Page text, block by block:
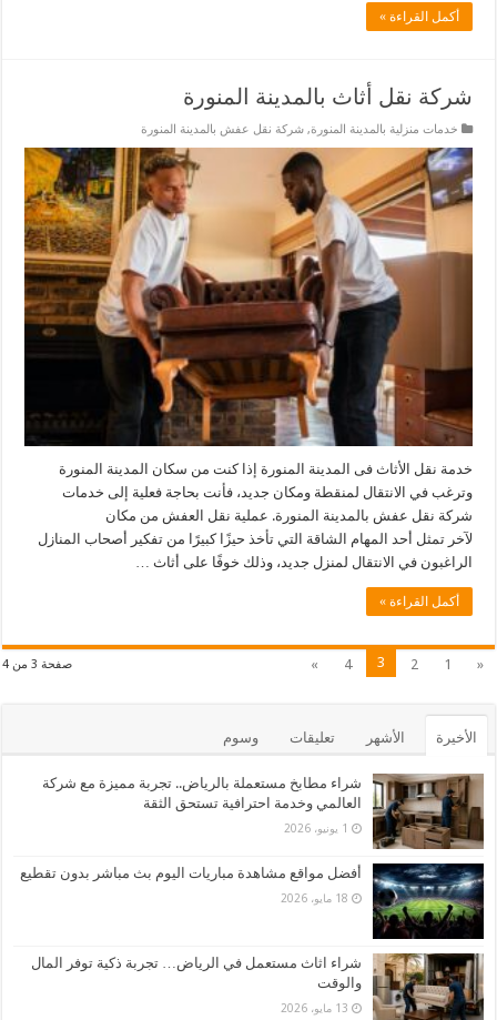
أكمل القراءة »
شركة نقل أثاث بالمدينة المنورة
خدمات منزلية بالمدينة المنورة,شركة نقل عفش بالمدينة المنورة
خدمة نقل الأثاث فى المدينة المنورة إذا كنت من سكان المدينة المنورة
وترغب في الانتقال لمنقطة ومكان جديد، فأنت بحاجة فعلية إلى خدمات
شركة نقل عفش بالمدينة المنورة. عملية نقل العفش من مكان
لآخر تمثل أحد المهام الشاقة التي تأخذ حيزًا كبيرًا من تفكير أصحاب المنازل
الراغبون في الانتقال لمنزل جديد، وذلك خوفًا على أثاث …
أكمل القراءة »
صفحة 3 من 4 «
1
2
3
4
»
الأخيرة الأشهر تعليقات وسوم
شراء مطابخ مستعملة بالرياض.. تجربة مميزة مع شركة
العالمي وخدمة احترافية تستحق الثقة
1 يونيو، 2026
أفضل مواقع مشاهدة مباريات اليوم بث مباشر بدون تقطيع
18 مايو، 2026
شراء اثاث مستعمل في الرياض… تجربة ذكية توفر المال
والوقت
13 مايو، 2026